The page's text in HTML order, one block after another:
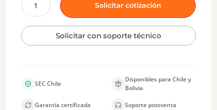
Solicitar cotización
Solicitar con soporte técnico
SEC Chile
Disponibles para Chile y
Bolivia
Garantía certificada Soporte postventa